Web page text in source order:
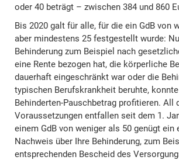
oder 40 beträgt – zwischen 384 und 860
Bis 2020 galt für alle, für die ein GdB von
aber mindestens 25 festgestellt wurde:
Behinderung zum Beispiel nach
eine Rente bezogen hat, die körperliche
dauerhaft eingeschränkt war oder die
typischen Berufskrankheit beruhte,
Behinderten-Pauschbetrag profitieren. All
Voraussetzungen entfallen seit dem 1.
einem GdB von weniger als 50 genügt ein
Nachweis über Ihre Behinderung, zum
entsprechenden Bescheid des